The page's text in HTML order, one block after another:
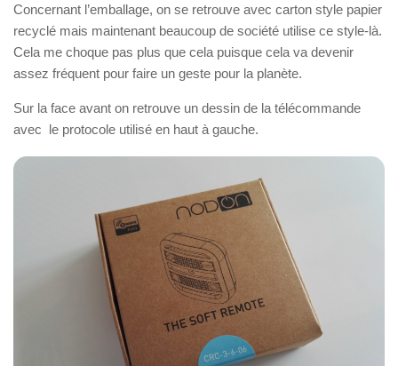
Concernant l’emballage, on se retrouve avec carton style papier
recyclé mais maintenant beaucoup de société utilise ce style-là.
Cela me choque pas plus que cela puisque cela va devenir
assez fréquent pour faire un geste pour la planète.
Sur la face avant on retrouve un dessin de la télécommande
avec le protocole utilisé en haut à gauche.